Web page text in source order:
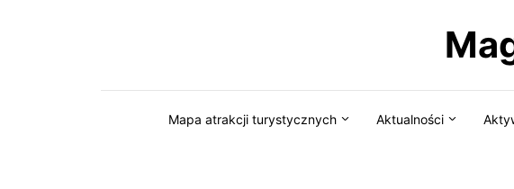
Mapa atrakcji turystycznych Aktualności